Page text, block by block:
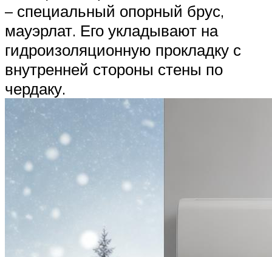
– специальный опорный брус,
мауэрлат. Его укладывают на
гидроизоляционную прокладку с
внутренней стороны стены по
чердаку.